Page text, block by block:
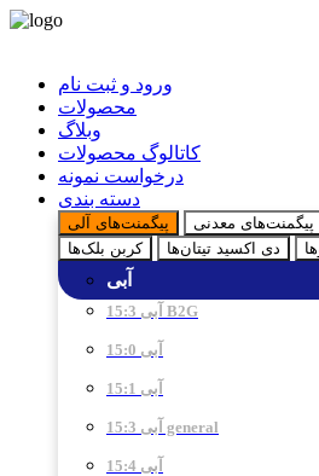
ورود و ثبت نام
محصولات
وبلاگ
کاتالوگ محصولات
درخواست نمونه
دسته بندی
پیگمنت‌های آلی پیگمنت‌های معدنی
کربن بلک‌ها
دی اکسید تیتان‌ها
آبی
آبی 15:3 B2G
آبی 15:0
آبی 15:1
آبی 15:3 general
آبی 15:4